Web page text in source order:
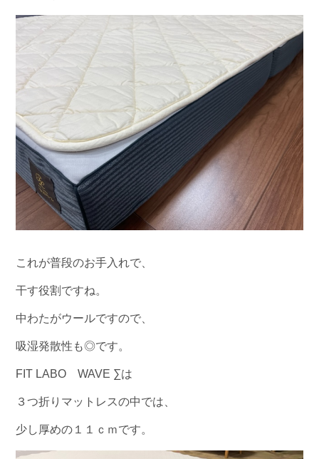
これが普段のお手入れで、
干す役割ですね。
中わたがウールですので、
吸湿発散性も◎です。
FIT LABO WAVE ∑は
３つ折りマットレスの中では、
少し厚めの１１ｃｍです。